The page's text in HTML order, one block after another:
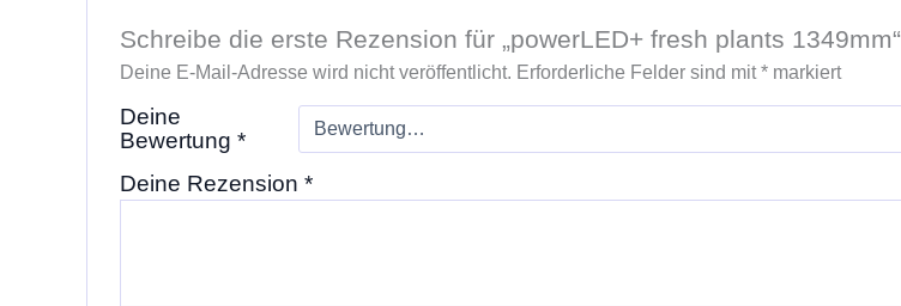
Schreibe die erste Rezension für „powerLED+ fresh plants 1349mm“
Deine E-Mail-Adresse wird nicht veröffentlicht. Erforderliche Felder sind mit*markiert
Deine
Bewertung *
Deine Rezension *